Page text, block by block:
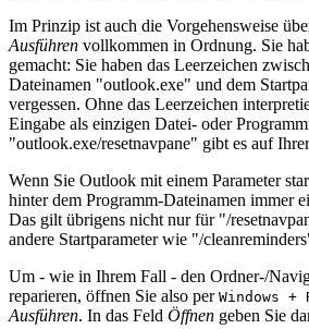
Im Prinzip ist auch die Vorgehensweise
Ausführen vollkommen in Ordnung. Sie
gemacht: Sie haben das Leerzeichen
Dateinamen "outlook.exe" und dem
vergessen. Ohne das Leerzeichen
Eingabe als einzigen Datei- oder
"outlook.exe/resetnavpane" gibt es auf
Wenn Sie Outlook mit einem Parameter
hinter dem Programm-Dateinamen immer
Das gilt übrigens nicht nur für "/
andere Startparameter wie "/
Um - wie in Ihrem Fall - den Ordner-/
reparieren, öffnen Sie also per Windows +
Ausführen. In das Feld Öffnen geben Sie